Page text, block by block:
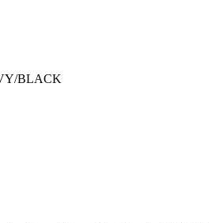
BLACK